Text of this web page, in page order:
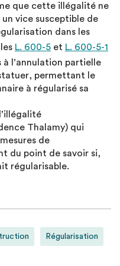
que cette illégalité ne
vice susceptible de
dans les
L. 600-5 et L. 600-5-1
à l’annulation partielle
permettant le
à régularisé sa
Thalamy) qui
de
du point de savoir si,
régularisable.
Régularisation